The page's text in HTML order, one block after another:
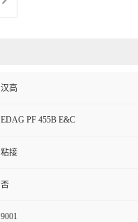
汉高
EDAG PF 455B E&C
粘接
否
9001